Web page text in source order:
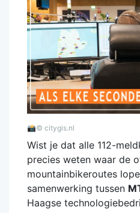
📸© citygis.nl
Wist je dat alle 112-
precies weten waar de
mountainbikeroutes
samenwerking tussen
Haagse